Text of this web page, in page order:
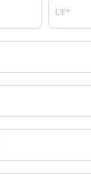
UF*